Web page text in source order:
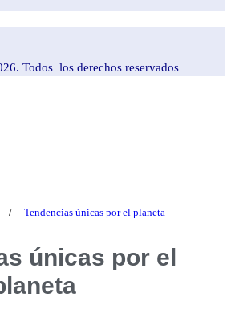
Todos los derechos reservados
/ Tendencias únicas por el planeta
únicas por el